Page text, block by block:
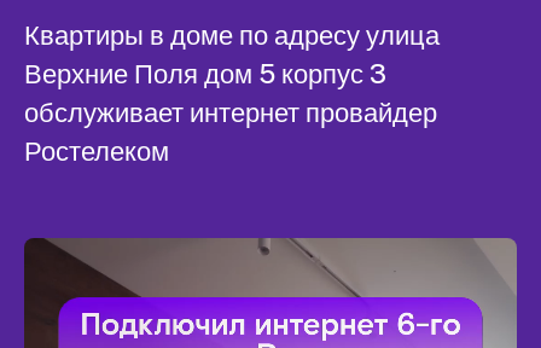
Квартиры в доме по адресу улица
Верхние Поля дом 5 корпус 3
обслуживает интернет провайдер
Ростелеком